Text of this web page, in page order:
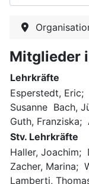
Mitglieder
Lehrkräfte
Esperstedt,
Susanne Bach,
Guth, Franziska;
Stv. Lehrkräfte
Haller, Joachim;
Zacher, Marina;
Lamberti,